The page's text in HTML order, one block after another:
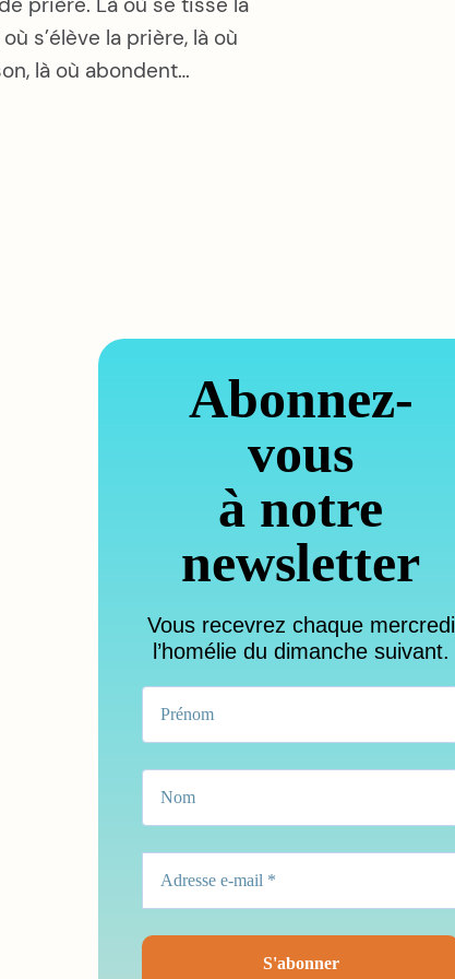
s’élève la prière, là où
là où abondent…
Abonnez-
vous
à notre
newsletter
Vous recevrez chaque mercredi
l’homélie du dimanche suivant.